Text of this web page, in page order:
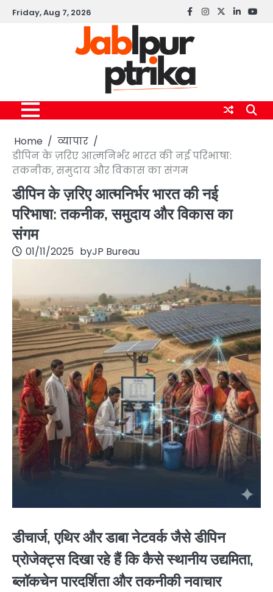
SkipFriday, Aug 7, 2026 Facebook
instagram
twitterlinkedin
Home
व्यापार
डीपिन के ज़रिए आत्मनिर्भर भारत की नई परिभाषा:
तकनीक, समुदाय और विकास का संगम
डीपिन के ज़रिए आत्मनिर्भर भारत की नई
परिभाषा: तकनीक, समुदाय और विकास का
संगम
01/11/2025 byJP Bureau
डीचार्ज, एथिर और डाबा नेटवर्क जैसे डीपिन
प्रोजेक्ट्स दिखा रहे हैं कि कैसे स्थानीय उद्यमिता,
ब्लॉकचेन पारदर्शिता और तकनीकी नवाचार